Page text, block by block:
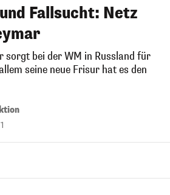
Fallsucht: Netz
sorgt bei der WM in Russland für
seine neue Frisur hat es den